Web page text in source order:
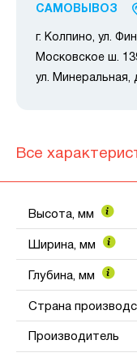
САМОВЫВОЗ
г. Колпино, ул.
Московское ш.
ул. Минеральная,
Все
Высота, мм
Ширина, мм
Глубина, мм
Страна
Производитель